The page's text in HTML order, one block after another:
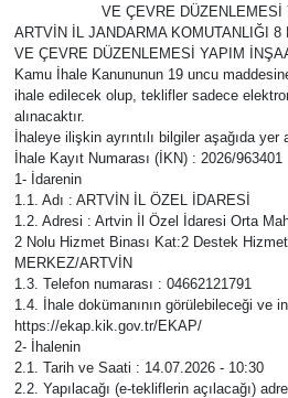
VE ÇEVRE DÜZENLEMESİ
ARTVİN İL JANDARMA KOMUTANLIĞI 8
VE ÇEVRE DÜZENLEMESİ YAPIM
Kamu İhale Kanununun 19 uncu
ihale edilecek olup, teklifler sadece
alınacaktır.
İhaleye ilişkin ayrıntılı bilgiler aşağıda yer
İhale Kayıt Numarası (İKN) : 2026/963401
1- İdarenin
1.1. Adı : ARTVİN İL ÖZEL İDARESİ
1.2. Adresi : Artvin İl Özel İdaresi Orta
2 Nolu Hizmet Binası Kat:2 Destek
MERKEZ/ARTVİN
1.3. Telefon numarası : 04662121791
1.4. İhale dokümanının görülebileceği ve
https://ekap.kik.gov.tr/EKAP/
2- İhalenin
2.1. Tarih ve Saati : 14.07.2026 - 10:30
2.2. Yapılacağı (e-tekliflerin açılacağı)